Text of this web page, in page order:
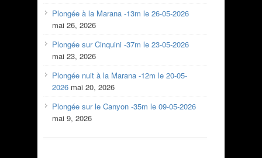
Plongée à la Marana -13m le 26-05-2026
mai 26, 2026
Plongée sur Cinquini -37m le 23-05-2026
mai 23, 2026
Plongée nuit à la Marana -12m le 20-05-
2026 mai 20, 2026
Plongée sur le Canyon -35m le 09-05-2026
mai 9, 2026